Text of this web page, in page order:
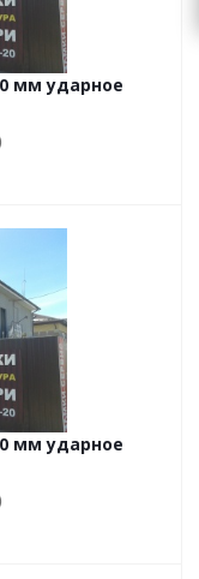
Cutop 8х110 мм ударное
Cutop 6х200 мм ударное